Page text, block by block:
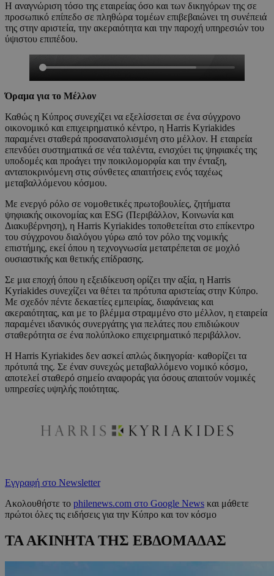
Η αναγνώριση τόσο της εταιρείας όσο και των δικηγόρων της σε
προσωπικό επίπεδο σε πληθώρα τομέων επιβεβαιώνει τη συνέπειά
της στην αριστεία, την ακεραιότητα και την παροχή υπηρεσιών του
ύψιστου επιπέδου.
Όραμα για το Μέλλον
Καθώς η Κύπρος συνεχίζει να εξελίσσεται σε ένα σύγχρονο
οικονομικό και επιχειρηματικό κέντρο, η Harris Kyriakides
παραμένει σταθερά προσανατολισμένη στο μέλλον. Η εταιρεία
επενδύει συστηματικά σε νέα ταλέντα, ενισχύει τις ψηφιακές της
υποδομές και προάγει την ποικιλομορφία και την ένταξη,
ανταποκρινόμενη στις σύνθετες απαιτήσεις ενός ταχέως
μεταβαλλόμενου κόσμου.
Με ενεργό ρόλο σε νομοθετικές πρωτοβουλίες, ζητήματα
ψηφιακής οικονομίας και ESG (Περιβάλλον, Κοινωνία και
Διακυβέρνηση), η Harris Kyriakides τοποθετείται στο επίκεντρο
του σύγχρονου διαλόγου γύρω από τον ρόλο της νομικής
επιστήμης, εκεί όπου η τεχνογνωσία μετατρέπεται σε μοχλό
ουσιαστικής και θετικής επίδρασης.
Σε μια εποχή όπου η εξειδίκευση ορίζει την αξία, η Harris
Kyriakides συνεχίζει να θέτει τα πρότυπα αριστείας στην Κύπρο.
Με σχεδόν πέντε δεκαετίες εμπειρίας, διαφάνειας και
ακεραιότητας, και με το βλέμμα στραμμένο στο μέλλον, η εταιρεία
παραμένει ιδανικός συνεργάτης για πελάτες που επιδιώκουν
σταθερότητα σε ένα πολύπλοκο επιχειρηματικό περιβάλλον.
Η Harris Kyriakides δεν ασκεί απλώς δικηγορία· καθορίζει τα
πρότυπά της. Σε έναν συνεχώς μεταβαλλόμενο νομικό κόσμο,
αποτελεί σταθερό σημείο αναφοράς για όσους απαιτούν νομικές
υπηρεσίες υψηλής ποιότητας.
Εγγραφή στο Newsletter
Ακολουθήστε το philenews.com στο Google News και μάθετε
πρώτοι όλες τις ειδήσεις για την Κύπρο και τον κόσμο
ΤΑ ΑΚΙΝΗΤΑ ΤΗΣ ΕΒΔΟΜΑΔΑΣ